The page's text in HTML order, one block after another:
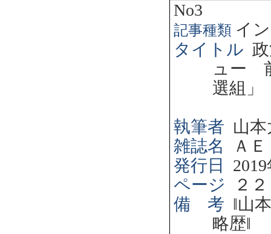
No3
記事種類 イ
タイトル
ュー
選組」
執筆者 山
雑誌名
Ａ
発行日
2019
ページ
２
備 考 ‖山
略歴‖